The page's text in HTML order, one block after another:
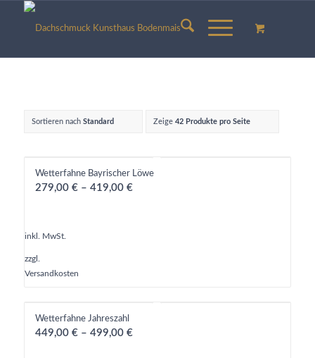
Sortieren nach Standard Zeige 42 Produkte pro Seite
Wetterfahne Bayrischer Löwe
279,00 €– 419,00 €
inkl. MwSt.
zzgl.
Versandkosten
Wetterfahne Jahreszahl
449,00 €– 499,00 €